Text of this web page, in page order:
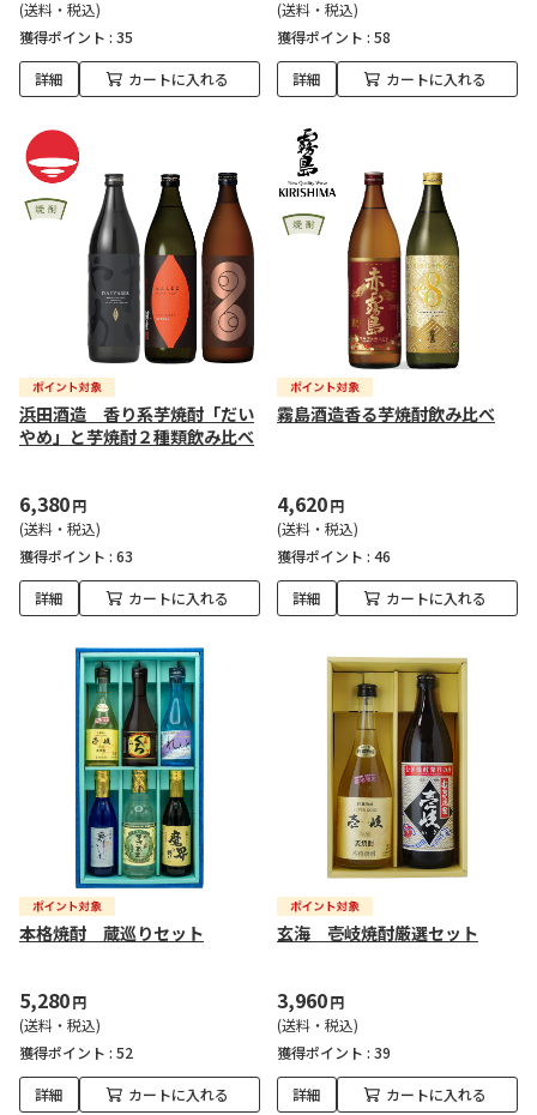
(送料・税込)
獲得ポイント : 35
詳細 カートに入れる
(送料・税込)
獲得ポイント : 58
詳細 カートに入れる
浜田酒造 香り系芋焼酎「だい
やめ」と芋焼酎２種類飲み比べ
6,380円
(送料・税込)
獲得ポイント : 63
詳細 カートに入れる
霧島酒造香る芋焼酎飲み比べ
4,620円
(送料・税込)
獲得ポイント : 46
詳細 カートに入れる
本格焼酎 蔵巡りセット
5,280円
(送料・税込)
獲得ポイント : 52
詳細 カートに入れる
玄海 壱岐焼酎厳選セット
3,960円
(送料・税込)
獲得ポイント : 39
詳細 カートに入れる